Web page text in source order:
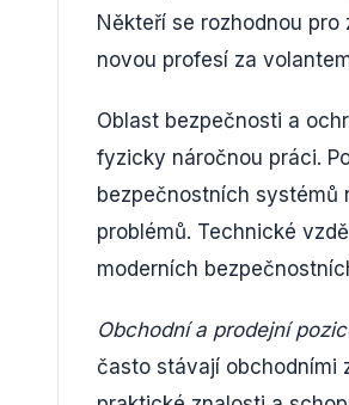
Někteří se rozhodnou
novou profesí za
Oblast bezpečnosti a
fyzicky náročnou práci.
bezpečnostních systémů
problémů. Technické
moderních
Obchodní a prodejní
často stávají obchodními